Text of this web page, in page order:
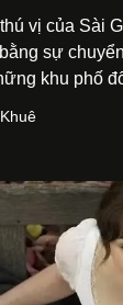
vị của Sài
sự
khu phố
xu hướng tiếp